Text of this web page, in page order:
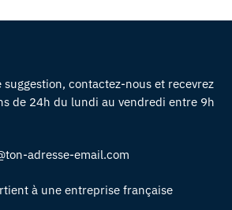
suggestion, contactez-nous et recevrez
de 24h du lundi au vendredi entre 9h
adresse-email.com
à une entreprise française